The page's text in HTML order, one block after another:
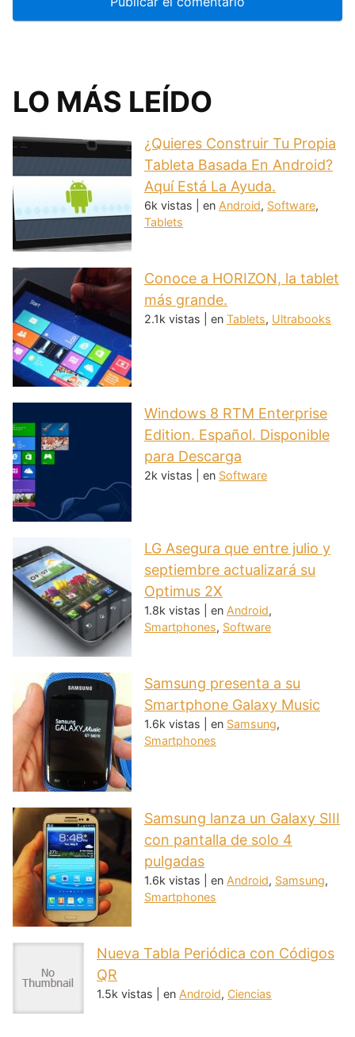
LO MÁS LEÍDO
¿Quieres Construir Tu Propia
Tableta Basada En Android?
Aquí Está La Ayuda.
6k vistas en Android, Software,
Tablets
Conoce a HORIZON, la tablet
más grande.
2.1k vistas en Tablets, Ultrabooks
Windows 8 RTM Enterprise
Edition. Español. Disponible
para Descarga
2k vistas en Software
LG Asegura que entre julio y
septiembre actualizará su
Optimus 2X
1.8k vistas en Android,
Smartphones, Software
Samsung presenta a su
Smartphone Galaxy Music
1.6k vistas en Samsung,
Smartphones
Samsung lanza un Galaxy SIII
con pantalla de solo 4
pulgadas
1.6k vistas en Android, Samsung,
Smartphones
Nueva Tabla Periódica con Códigos
QR
1.5k vistas en Android, Ciencias